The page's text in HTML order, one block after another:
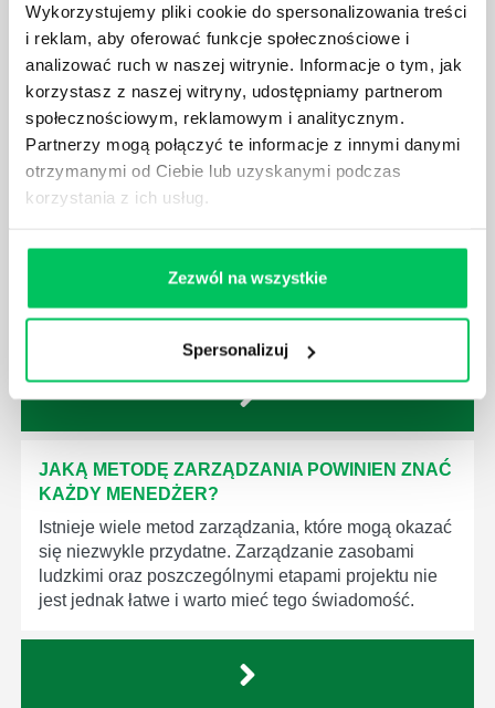
Wykorzystujemy pliki cookie do spersonalizowania treści
i reklam, aby oferować funkcje społecznościowe i
analizować ruch w naszej witrynie. Informacje o tym, jak
korzystasz z naszej witryny, udostępniamy partnerom
społecznościowym, reklamowym i analitycznym.
Partnerzy mogą połączyć te informacje z innymi danymi
otrzymanymi od Ciebie lub uzyskanymi podczas
korzystania z ich usług.
Zezwól na wszystkie
Spersonalizuj
niezbędna jest osoba nadzorująca wszystkie
czynności wykonywane przez pracowników.
JAK BRYGADZISTA MOŻE ROZWINĄĆ SWOJE
Menedżer to niezwykle ważne stanowisko w każdej
firmie. Osoba je pełniąca jest w pełni odpowiedzialna
działu.
JAKĄ METODĘ ZARZĄDZANIA POWINIEN ZNAĆ
KAŻDY MENEDŻER?
Istnieje wiele metod zarządzania, które mogą okazać
się niezwykle przydatne. Zarządzanie zasobami
ludzkimi oraz poszczególnymi etapami projektu nie
jest jednak łatwe i warto mieć tego świadomość.